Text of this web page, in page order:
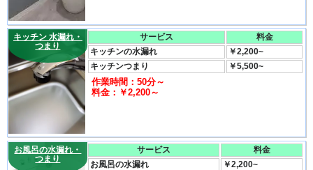
キッチン 水漏れ・
つまり
サービス
料金
キッチンの水漏れ
￥2,200~
キッチンつまり
￥5,500~
作業時間：50分～
料金：￥2,200～
お風呂の水漏れ・
つまり
サービス
料金
お風呂の水漏れ
￥2,200~